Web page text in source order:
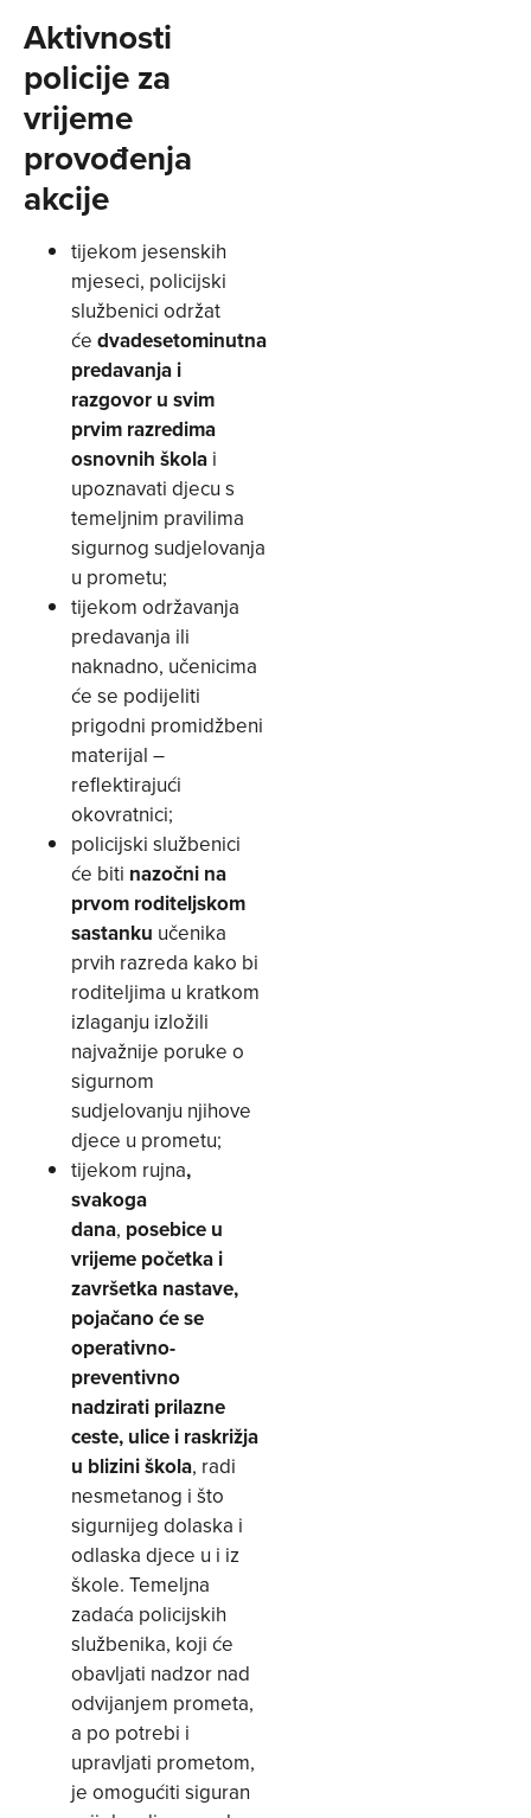
Aktivnosti
policije za
vrijeme
provođenja
akcije
tijekom jesenskih
mjeseci, policijski
službenici održat
će dvadesetominutna
predavanja i
razgovor u svim
prvim razredima
osnovnih škola i
upoznavati djecu s
temeljnim pravilima
sigurnog sudjelovanja
u prometu;
tijekom održavanja
predavanja ili
naknadno, učenicima
će se podijeliti
prigodni promidžbeni
materijal –
reflektirajući
okovratnici;
policijski službenici
će biti nazočni na
prvom roditeljskom
sastanku učenika
prvih razreda kako bi
roditeljima u kratkom
izlaganju izložili
najvažnije poruke o
sigurnom
sudjelovanju njihove
djece u prometu;
tijekom rujna,
svakoga
dana, posebice u
vrijeme početka i
završetka nastave,
pojačano će se
operativno-
preventivno
nadzirati prilazne
ceste, ulice i raskrižja
u blizini škola, radi
nesmetanog i što
sigurnijeg dolaska i
odlaska djece u i iz
škole. Temeljna
zadaća policijskih
službenika, koji će
obavljati nadzor nad
odvijanjem prometa,
a po potrebi i
upravljati prometom,
je omogućiti siguran